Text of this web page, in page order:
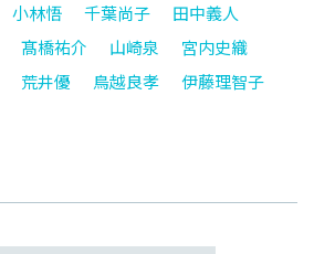
小林悟 千葉尚子
田中義人
髙橋祐介 山崎泉
宮内史織
荒井優 鳥越良孝
伊藤理智子